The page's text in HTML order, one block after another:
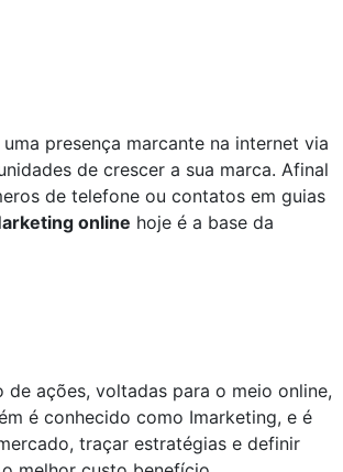
presença marcante na internet via
de crescer a sua marca. Afinal
de telefone ou contatos em guias
online hoje é a base da
ações, voltadas para o meio online,
é conhecido como Imarketing, e é
traçar estratégias e definir